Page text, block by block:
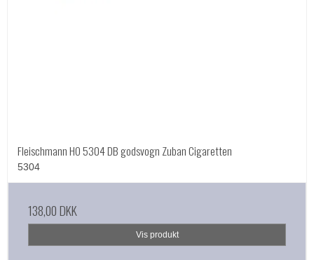
Fleischmann HO 5304 DB godsvogn Zuban Cigaretten
5304
138,00 DKK
Vis produkt